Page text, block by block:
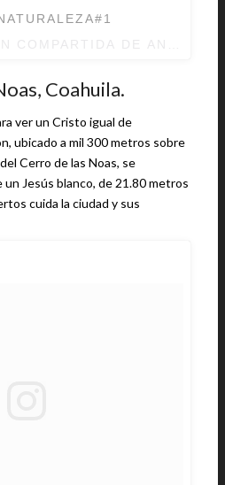
Coahuila.
ver un Cristo igual de
ubicado a mil 300 metros sobre
Cerro de las Noas, se
Jesús blanco, de 21.80 metros
cuida la ciudad y sus